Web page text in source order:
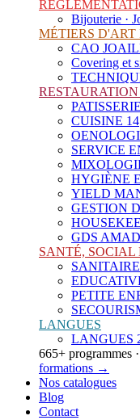
Bijouterie ·
MÉTIERS D'ART
CAO
Covering et
PATISSERIE
CUISINE 14
SERVICE
HYGIÈNE
YIELD
GESTION
GDS
SANTÉ, SOCIAL
PETITE
LANGUES
LANGUES
665+ programmes
formations →
Nos catalogues
Blog
Contact